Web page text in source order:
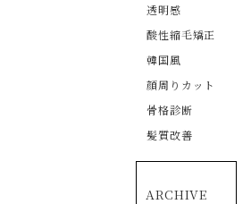
透明感
酸性縮毛矯正
韓国風
顔周りカット
骨格診断
髪質改善
ARCHIVE